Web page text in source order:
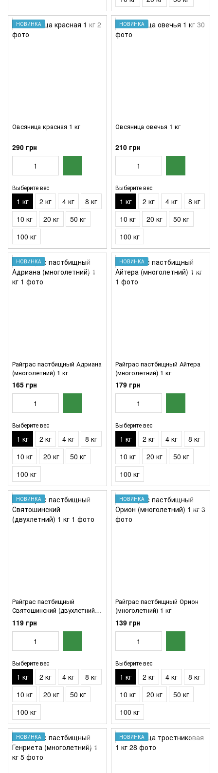
НОВИНКА
Овсяница красная 1 кг
290 грн
Выберите вес
1 кг 2 кг 4 кг
8 кг
10 кг
20 кг
50 кг
100 кг
НОВИНКА
Овсяница овечья 1 кг
210 грн
Выберите вес
1 кг 2 кг 4 кг
8 кг
10 кг
20 кг
50 кг
100 кг
НОВИНКА
Райграс пастбищный Адриана
(многолетний) 1 кг
165 грн
Выберите вес
1 кг 2 кг 4 кг
8 кг
10 кг
20 кг
50 кг
100 кг
НОВИНКА
Райграс пастбищный Айтера
(многолетний) 1 кг
179 грн
Выберите вес
1 кг 2 кг 4 кг
8 кг
10 кг
20 кг
50 кг
100 кг
НОВИНКА
Райграс пастбищный
Святошинский (двухлетний) 1
кг
119 грн
Выберите вес
1 кг 2 кг 4 кг
8 кг
10 кг
20 кг
50 кг
100 кг
НОВИНКА
Райграс пастбищный Орион
(многолетний) 1 кг
139 грн
Выберите вес
1 кг 2 кг 4 кг
8 кг
10 кг
20 кг
50 кг
100 кг
НОВИНКА НОВИНКА